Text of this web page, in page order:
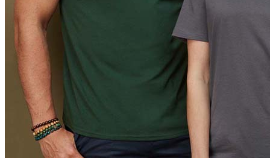
Blue Midnight Dip (BMD)
Light Grey Melange (LGM)